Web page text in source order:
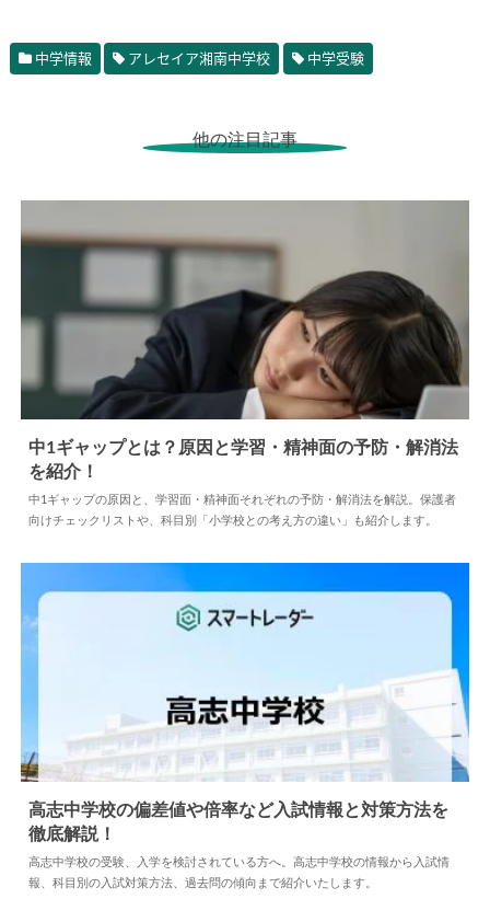
中学情報 アレセイア湘南中学校 中学受験
他の注目記事
中学情報 2026.07.10
中1ギャップとは？原因と学習・精神面の予防・解消法
を紹介！
中1ギャップの原因と、学習面・精神面それぞれの予防・解消法を解説。保護者
向けチェックリストや、科目別「小学校との考え方の違い」も紹介します。
中学情報 2024.04.18
高志中学校の偏差値や倍率など入試情報と対策方法を
徹底解説！
高志中学校の受験、入学を検討されている方へ。高志中学校の情報から入試情
報、科目別の入試対策方法、過去問の傾向まで紹介いたします。